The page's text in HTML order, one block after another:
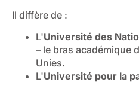
Il diffère de :
L'Université des
– le bras académique
Unies.
L'Université pour la